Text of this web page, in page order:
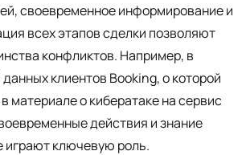
своевременное информирование и
всех этапов сделки позволяют
конфликтов. Например, в
клиентов Booking, о которой
материале о кибератаке на сервис
действия и знание
играют ключевую роль.